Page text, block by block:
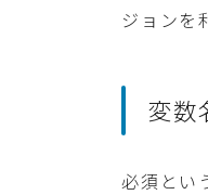
ジョンを
変数
必須とい